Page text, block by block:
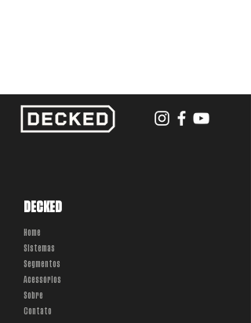
DECKED
Home
Sistemas
Segmentos
Acessórios
Sobre
Contato